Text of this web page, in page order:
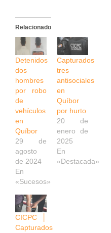
Relacionado
Detenidos
dos
hombres
por robo
de
vehículos
en
Quíbor
29 de
agosto
de 2024
En
«Sucesos»
Capturados
tres
antisociales
en
Quíbor
por hurto
20 de
enero de
2025
En
«Destacada»
CICPC │
Capturados